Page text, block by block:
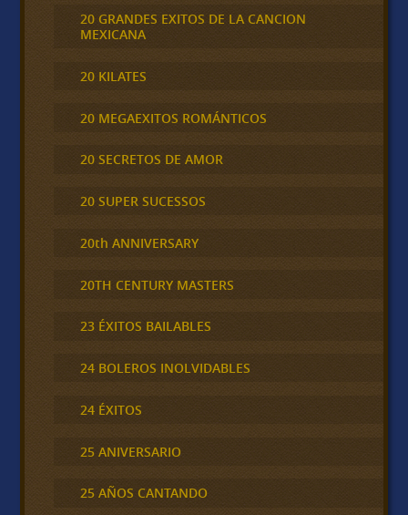
20 GRANDES EXITOS DE LA CANCION
MEXICANA
20 KILATES
20 MEGAEXITOS ROMÁNTICOS
20 SECRETOS DE AMOR
20 SUPER SUCESSOS
20th ANNIVERSARY
20TH CENTURY MASTERS
23 ÉXITOS BAILABLES
24 BOLEROS INOLVIDABLES
24 ÉXITOS
25 ANIVERSARIO
25 AÑOS CANTANDO